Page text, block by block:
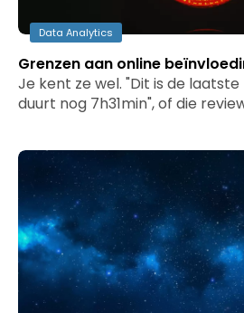
Data Analytics
Grenzen aan online
Je kent ze wel. "Dit is de
duurt nog 7h31min", of die